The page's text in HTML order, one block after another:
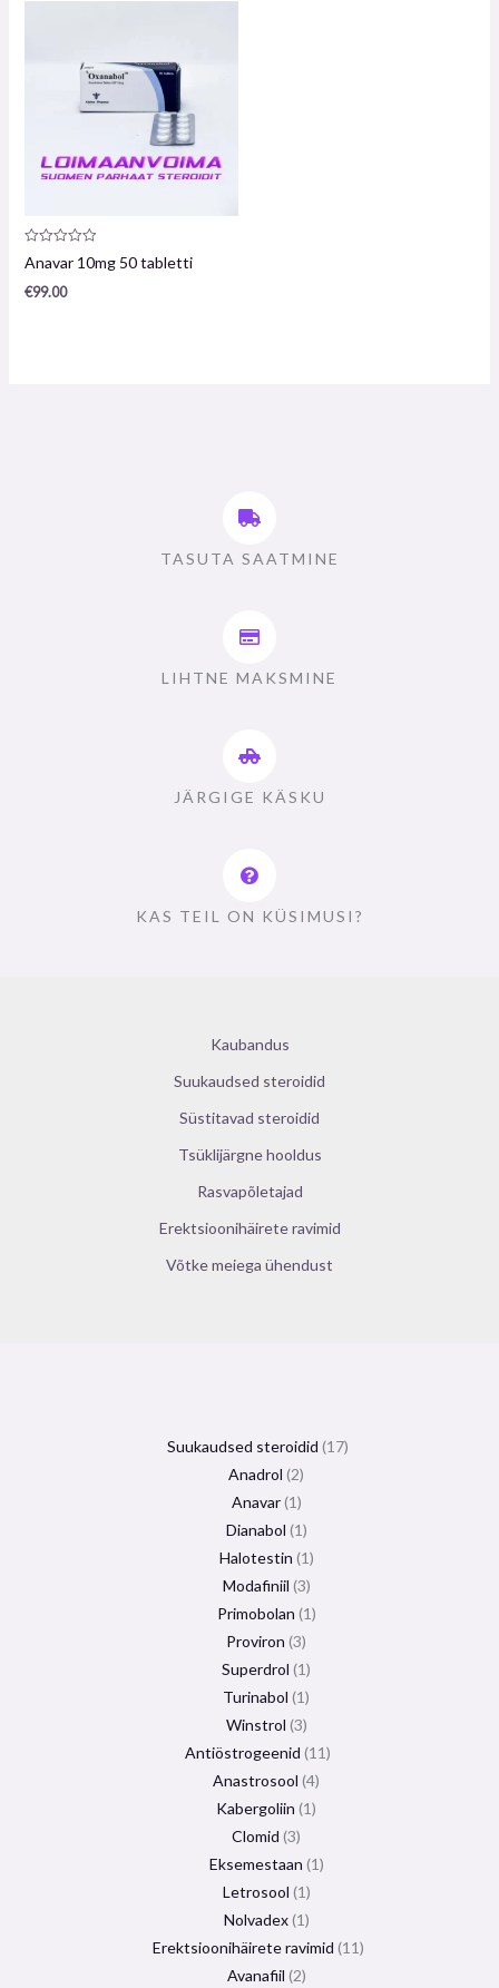
Toote
arvustus:
/
Anavar 10mg 50 tabletti
€99.00
TASUTA SAATMINE
LIHTNE MAKSMINE
JÄRGIGE KÄSKU
KAS TEIL ON KÜSIMUSI?
Kaubandus
Suukaudsed steroidid
Süstitavad steroidid
Tsüklijärgne hooldus
Rasvapõletajad
Erektsioonihäirete ravimid
Võtke meiega ühendust
Suukaudsed steroidid 17
Anadrol 2
Anavar 1
Dianabol 1
Halotestin 1
Modafiniil 3
Primobolan 1
Proviron 3
Superdrol 1
Turinabol 1
Winstrol 3
Antiöstrogeenid 11
Anastrosool 4
Kabergoliin 1
Clomid 3
Eksemestaan ​​1
Letrosool 1
Nolvadex 1
Erektsioonihäirete ravimid 11
Avanafiil 2